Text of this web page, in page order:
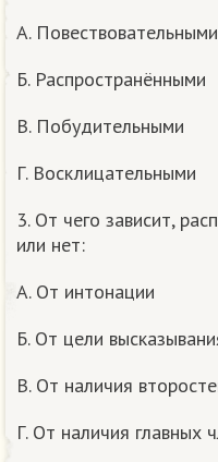
А. Повествовательными
Б. Распространёнными
В. Побудительными
Г. Восклицательными
3. От чего зависит,
или нет:
А. От интонации
Б. От цели
В. От наличия
Г. От наличия главных